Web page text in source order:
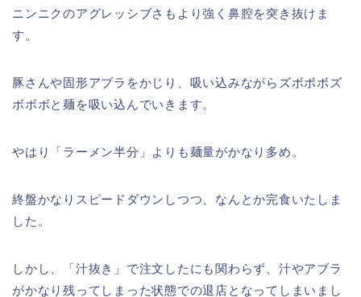
ニンニクのアグレッシブさもより強く鼻腔を突き抜けま
す。
豚さんや固形アブラをかじり、吸い込みながらズボボボズ
ボボボと麺を吸い込んでいきます。
やはり「ラーメン半分」よりも麺量がかなり多め。
終盤かなりスピードダウンしつつ、なんとか完食いたしま
した。
しかし、「汁抜き」で注文したにも関わらず、汁やアブラ
がかなり残ってしまった状態での退店となってしまいまし